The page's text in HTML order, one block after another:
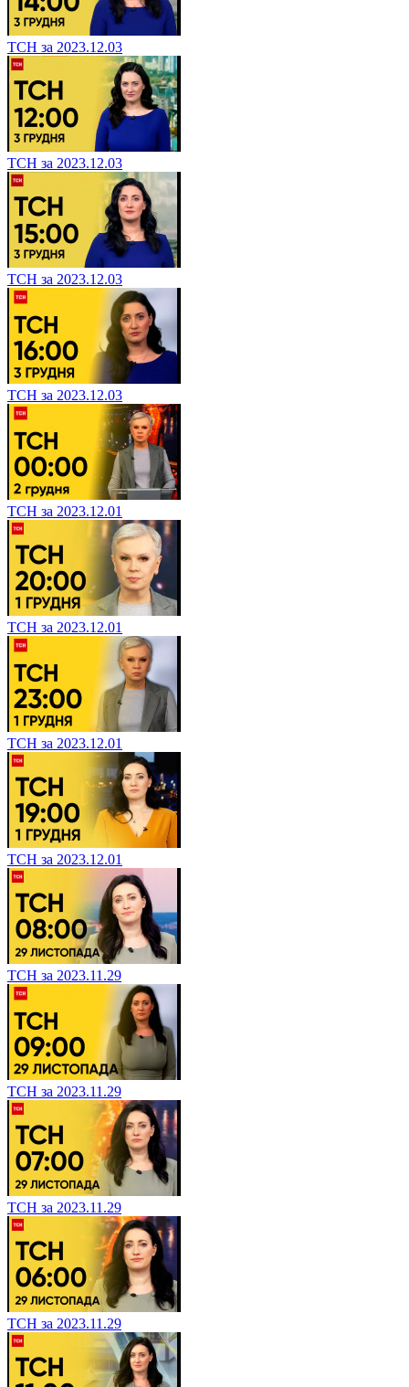
ТСН за 2023.12.03
ТСН за 2023.12.03
ТСН за 2023.12.03
ТСН за 2023.12.03
ТСН за 2023.12.01
ТСН за 2023.12.01
ТСН за 2023.12.01
ТСН за 2023.12.01
ТСН за 2023.11.29
ТСН за 2023.11.29
ТСН за 2023.11.29
ТСН за 2023.11.29